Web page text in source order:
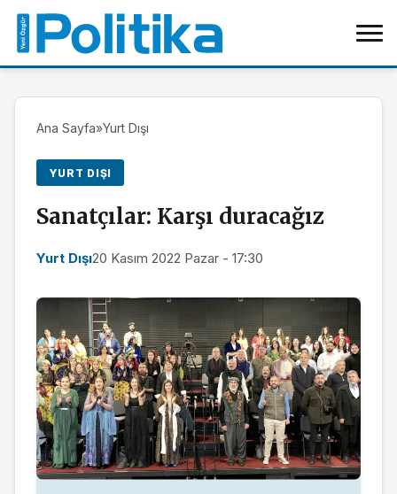
Ana Sayfa»Yurt Dışı
YURT DIŞI
Sanatçılar: Karşı duracağız
Yurt Dışı20 Kasım 2022 Pazar - 17:30